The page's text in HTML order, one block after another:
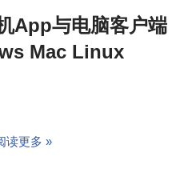
App与电脑客户端
Mac Linux
读更多 »